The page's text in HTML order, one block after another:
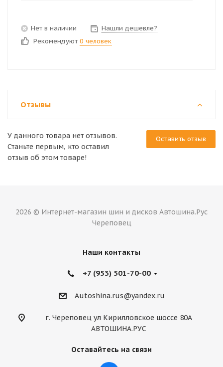
Нет в наличии
Нашли дешевле?
Рекомендуют 0 человек
Отзывы
Оставить отзыв
У данного товара нет отзывов.
Станьте первым, кто оставил
отзыв об этом товаре!
2026 © Интернет-магазин шин и дисков Автошина.Рус
Череповец
Наши контакты
+7 (953) 501-70-00
Autoshina.rus@yandex.ru
г. Череповец ул Кирилловское шоссе 80А
АВТОШИНА.РУС
Оставайтесь на связи